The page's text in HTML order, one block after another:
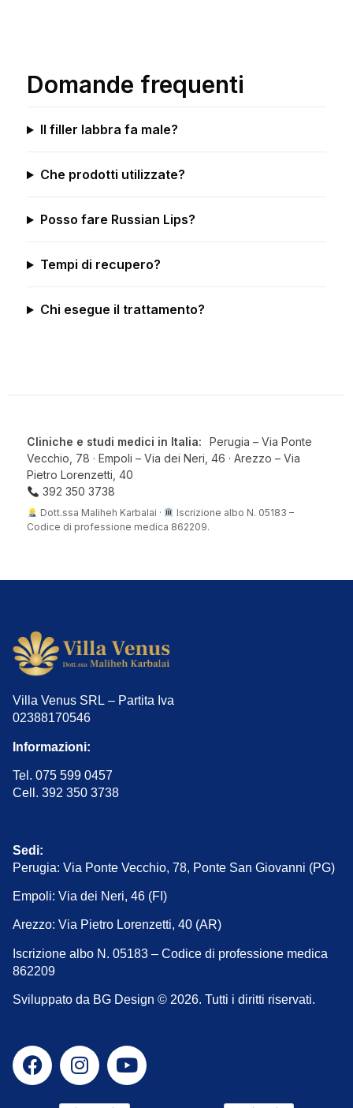
Domande frequenti
Il filler labbra fa male?
Che prodotti utilizzate?
Posso fare Russian Lips?
Tempi di recupero?
Chi esegue il trattamento?
Cliniche e studi medici in Italia:
Perugia – Via Ponte
Vecchio, 78 · Empoli – Via dei Neri, 46 · Arezzo – Via
Pietro Lorenzetti, 40
392 350 3738
Dott.ssa Maliheh Karbalai ·
Iscrizione albo N. 05183 –
Codice di professione medica 862209.
Villa Venus SRL – Partita Iva
02388170546
Informazioni:
Tel. 075 599 0457
Cell. 392 350 3738
Sedi:
Perugia: Via Ponte Vecchio, 78, Ponte San Giovanni (PG)
Empoli: Via dei Neri, 46 (FI)
Arezzo: Via Pietro Lorenzetti, 40 (AR)
Iscrizione albo N. 05183 – Codice di professione medica
862209
Sviluppato da BG Design © 2026. Tutti i diritti riservati.